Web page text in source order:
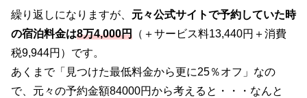
繰り返しになりますが、 元々公式サイトで予約していた時
の宿泊料金は8万4,000円 （＋サービス料13,440円＋消費
税9,944円）です。
あくまで「見つけた最低料金から更に25％オフ」なの
で、元々の予約金額84000円から考えると・・・なんと